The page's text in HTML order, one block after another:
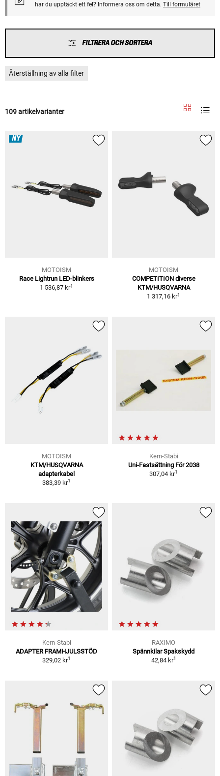
har du upptäckt ett fel? Informera oss om detta. Till formuläret
FILTRERA OCH SORTERA
Återställning av alla filter
109 artikelvarianter
NY
MOTOISM
Race Lightrun LED-blinkers
1 536,87 kr1
MOTOISM
COMPETITION diverse
KTM/HUSQVARNA
1 317,16 kr1
MOTOISM
KTM/HUSQVARNA
adapterkabel
383,39 kr1
Kern-Stabi
Uni-Fastsättning För 2038
307,04 kr1
Kern-Stabi
ADAPTER FRAMHJULSSTÖD
329,02 kr1
RAXIMO
Spännkilar Spakskydd
42,84 kr1